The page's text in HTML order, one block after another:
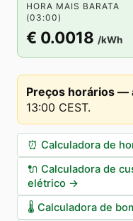
HORA MAIS BARATA
(03:00)
€ 0.0018 /kWh
Preços horários —
13:00 CEST.
⏰ Calculadora de
🔌 Calculadora de
elétrico →
🌡️ Calculadora de